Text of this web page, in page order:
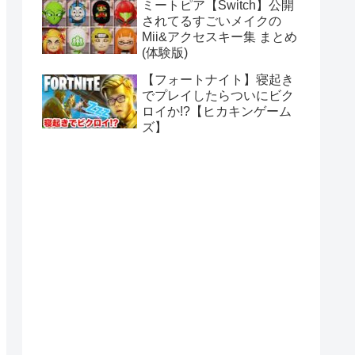
ミートピア【Switch】公開
されてるすごいメイクの
Mii&アクセスキー集 まとめ
(体験版)
【フォートナイト】寝起き
でプレイしたらついにビク
ロイか!?【ヒカキンゲーム
ズ】